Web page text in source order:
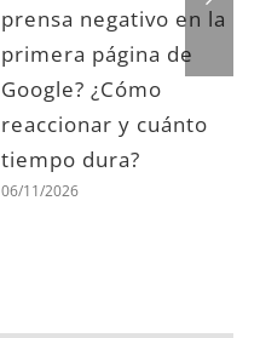
prensa negativo en la
primera página de
Google? ¿Cómo
reaccionar y cuánto
tiempo dura?
06/11/2026